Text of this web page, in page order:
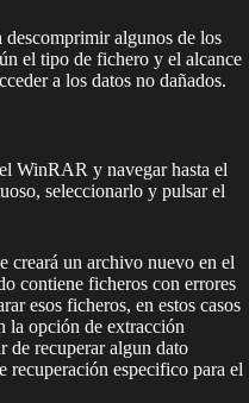
descomprimir algunos de los
el tipo de fichero y el alcance
a los datos no dañados.
WinRAR y navegar hasta el
seleccionarlo y pulsar el
creará un archivo nuevo en el
contiene ficheros con errores
esos ficheros, en estos casos
la opción de extracción
de recuperar algun dato
recuperación especifico para el